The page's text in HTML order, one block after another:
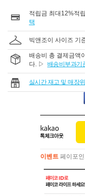
적립금 최대12%적
택
빅앤조이 사이즈 기
배송비 총 결제금액
다. ▷ 배송비부과기
실시간 재고 및 매장
이벤트 페이포
이벤트페이포인